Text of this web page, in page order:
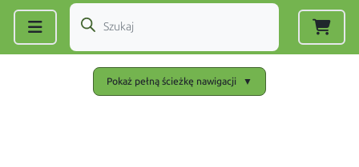
Pokaż pełną ścieżkę nawigacji ▼